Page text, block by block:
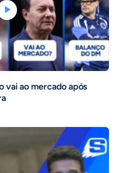
vai ao mercado após